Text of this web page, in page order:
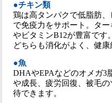
●チキン類
鶏は高タンパクで低脂肪
で免疫力をサポート。タ
やビタミンB12が豊富です。
どちらも消化がよく、健康
●魚
DHAやEPAなどのオメガ3
や成長、疲労回復、被毛
待できます。